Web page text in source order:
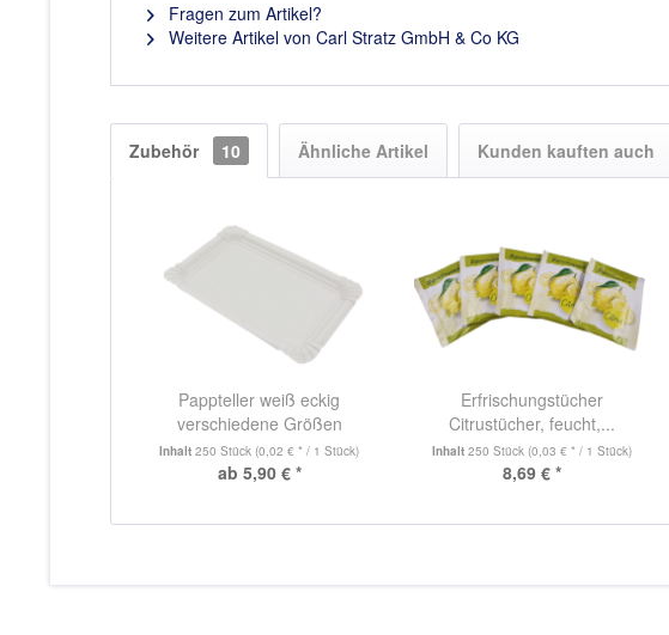
Fragen zum Artikel?
Weitere Artikel von Carl Stratz GmbH & Co KG
Zubehör 10 Ähnliche Artikel Kunden kauften auch
Pappteller weiß eckig
verschiedene Größen
Inhalt250 Stück (0,02 € * / 1 Stück)
ab 5,90 € *
Erfrischungstücher
Citrustücher, feucht,...
Inhalt 250 Stück (0,03 € * / 1 Stück)
8,69 € *